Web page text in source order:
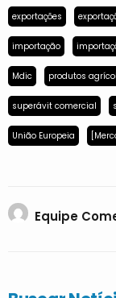
exportações
importação
Mdic produtos
superávit comercial
União Europeia
Equipe